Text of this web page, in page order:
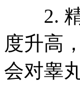
2. 精
度升高
会对睾